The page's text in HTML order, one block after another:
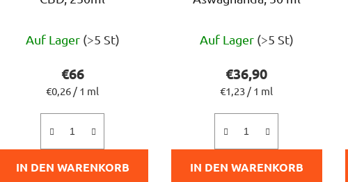
durchschnittliche
Produktbewertung
ist
5,0
von
5
Sternen.
Auf Lager (>5 St)
€66
Verkaufspreis:
€0,26 / 1 ml
IN DEN WARENKORB
durchschnittliche
Produktbewertung
ist
4,5
von
5
Sternen.
Auf Lager (>5 St)
€36,90
Verkaufspreis:
€1,23 / 1 ml
IN DEN WARENKORB